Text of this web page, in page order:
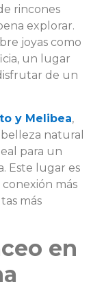
rincones
explorar.
joyas como
un lugar
de un
y Melibea,
natural
para un
Este lugar es
más
más
en